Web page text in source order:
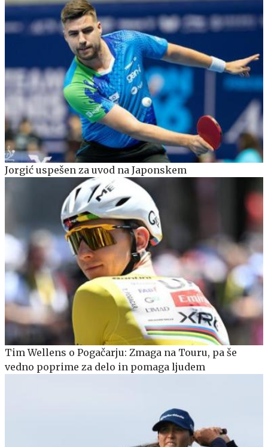
Jorgić uspešen za uvod na Japonskem
Tim Wellens o Pogačarju: Zmaga na Touru, pa še
vedno poprime za delo in pomaga ljudem